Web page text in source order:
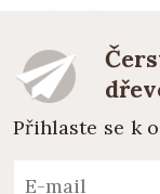
Přihlaste se k